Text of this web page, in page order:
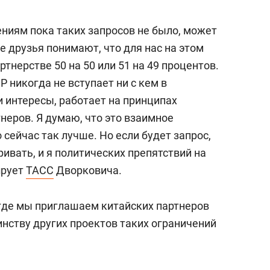
пока таких запросов не было, может
друзья понимают, что для нас на этом
50 на 50 или 51 на 49 процентов.
никогда не вступает ни с кем в
работает на принципах
Я думаю, что это взаимное
так лучше. Но если будет запрос,
и я политических препятствий на
ТАСС Дворковича.
мы приглашаем китайских партнеров
других проектов таких ограничений